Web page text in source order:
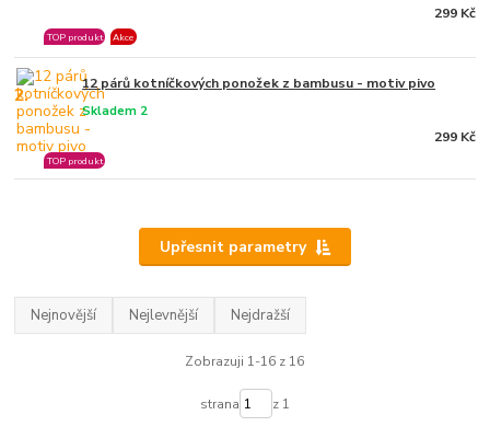
TOP produkt Akce
299 Kč
2. 12 párů kotníčkových ponožek z bambusu - motiv pivo
Skladem 2
TOP produkt
299 Kč
Upřesnit parametry
Nejnovější Nejlevnější Nejdražší
Zobrazuji 1-16 z 16
strana z 1